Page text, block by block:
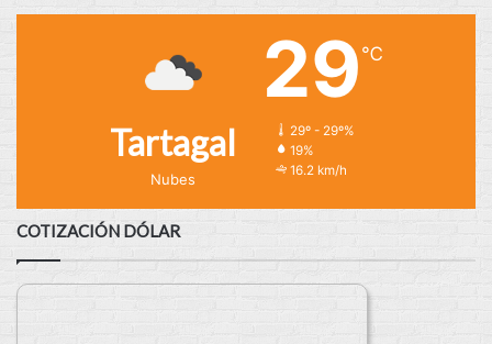
Tartagal
Nubes
29 ℃
29º - 29º%
19%
16.2 km/h
COTIZACIÓN DÓLAR